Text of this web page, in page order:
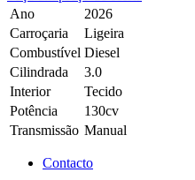
Ano
2026
Carroçaria
Ligeira
Combustível Diesel
Cilindrada
3.0
Interior
Tecido
Potência
130cv
Transmissão Manual
Contacto